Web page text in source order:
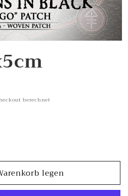
berechnet
legen